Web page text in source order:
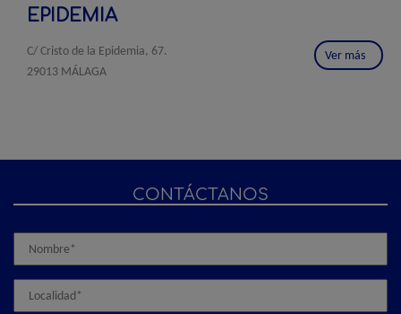
EPIDEMIA
C/ Cristo de la Epidemia, 67.
29013 MÁLAGA
Ver más
CONTÁCTANOS